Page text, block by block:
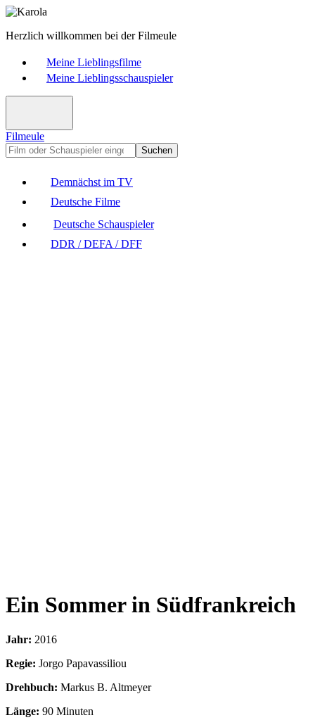
Herzlich willkommen bei der Filmeule
Meine Lieblingsfilme
Meine Lieblingsschauspieler
Filmeule
Suchen
Demnächst im TV
Deutsche Filme
Deutsche Schauspieler
DDR / DEFA / DFF
Ein Sommer in Südfrankreich
Jahr: 2016
Regie: Jorgo Papavassiliou
Drehbuch: Markus B. Altmeyer
Länge: 90 Minuten